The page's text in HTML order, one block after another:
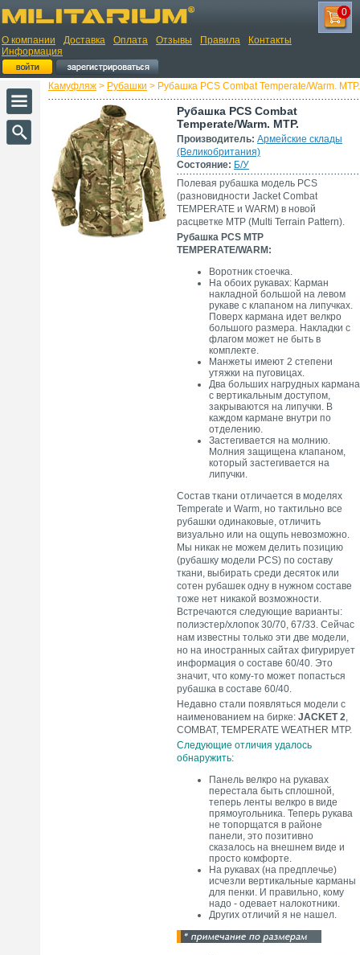
О компании Доставка Оплата Отзывы Правила
Контакты
Информация
0
Камуфляж > Рубашки > Рубашка PCS Combat Temperate/Warm. MTP.
Рубашка PCS Combat
Temperate/Warm. MTP.
Производитель: Армейские склады
(Великобритания)
Состояние: Б/У
Полевая рубашка модель PCS
(разновидности Jacket Combat
TEMPERATE и WARM) в новой
расцветке MTP (Multi Terrain Pattern).
Рубашка PCS MTP
TEMPERATE/WARM:
Воротник стоечка.
На обоих рукавах: Карман
накладной большой на левом
рукаве с клапаном на липучках.
Поверх кармана идет велкро
большого размера. Накладки с
флагом может не быть в
комплекте.
Манжеты имеют 2 степени
утяжки на пуговицах.
Два больших нагрудных кармана
с вертикальным доступом,
закрываются на липучки. В
каждом кармане внутри по
отделению.
Застегивается на молнию.
Молния защищена клапаном,
который застегивается на
липучки.
Состав ткани отличается в моделях
Temperate и Warm, но тактильно все
рубашки одинаковые, отличить
визуально или на ощупь невозможно.
Мы никак не можем делить позицию
(рубашку модели PCS) по составу
ткани, выбирать среди десяток или
сотен рубашек одну в нужном составе
тоже нет никакой возможности.
Встречаются следующие варианты:
полиэстер/хлопок 30/70, 67/33. Сейчас
нам известны только эти две модели,
но на иностранных сайтах фигурирует
информация о составе 60/40. Это
значит, что кому-то может попасться
рубашка в составе 60/40.
Недавно стали появляться модели с
наименованием на бирке: JACKET 2,
COMBAT, TEMPERATE WEATHER MTP.
Следующие отличия удалось
обнаружить:
Панель велкро на рукавах
перестала быть сплошной,
теперь ленты велкро в виде
прямоугольника. Теперь рукава
не топорщатся в районе
панели, это позитивно
сказалось на внешнем виде и
просто комфорте.
На рукавах (на предплечье)
исчезли вертикальные карманы
для пенки. И правильно, кому
надо - одевает налокотники.
Других отличий я не нашел.